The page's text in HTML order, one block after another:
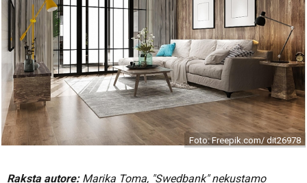
Foto: Freepik.com/ dit26978
Raksta autore:Marika Toma, "Swedbank" nekustamo